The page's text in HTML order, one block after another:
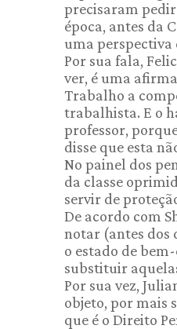
precisaram pedir
época, antes da
uma perspectiva
Por sua fala,
ver, é uma
Trabalho a
trabalhista. E o
professor,
disse que esta
No painel dos
da classe
servir de
De acordo com
notar (antes dos
o estado de
substituir
Por sua vez,
objeto, por mais
que é o Direito